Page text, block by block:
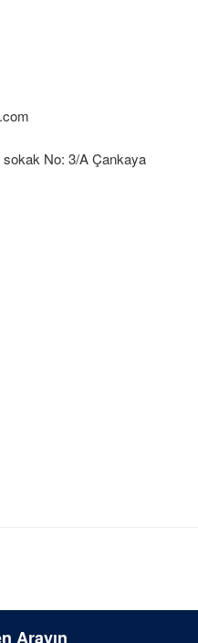
No: 3/A Çankaya
Arayın